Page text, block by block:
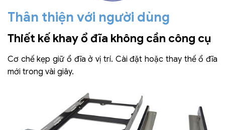
Thân thiện với người dùng
Thiết kế khay ổ đĩa không cần công cụ
Cơ chế kẹp giữ ổ đĩa ở vị trí. Cài đặt hoặc thay thế ổ đĩa
mới trong vài giây.